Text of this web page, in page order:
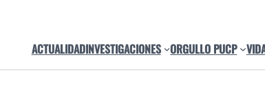
ACTUALIDADINVESTIGACIONES ORGULLO PUCP